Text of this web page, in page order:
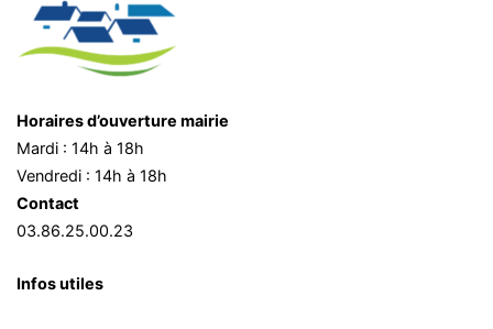
Horaires d’ouverture mairie
Mardi : 14h à 18h
Vendredi : 14h à 18h
Contact
03.86.25.00.23
Infos utiles